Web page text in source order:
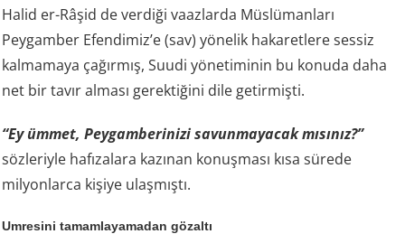
Halid er-Râşid de verdiği vaazlarda Müslümanları
Peygamber Efendimiz’e (sav) yönelik hakaretlere sessiz
kalmamaya çağırmış, Suudi yönetiminin bu konuda daha
net bir tavır alması gerektiğini dile getirmişti.
“Ey ümmet, Peygamberinizi savunmayacak mısınız?”
sözleriyle hafızalara kazınan konuşması kısa sürede
milyonlarca kişiye ulaşmıştı.
Umresini tamamlayamadan gözaltı